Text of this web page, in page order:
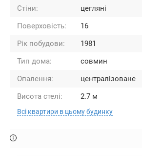
Стіни:
цегляні
Поверховість:
16
Рік побудови:
1981
Тип дома:
совмин
Опалення:
централізоване
Висота стелі:
2.7 м
Всі квартири в цьому будинку